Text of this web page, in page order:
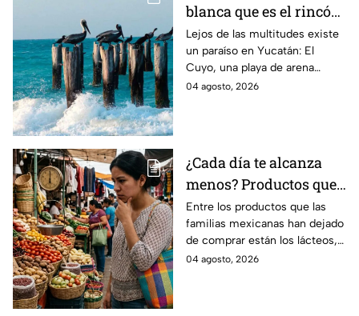
blanca que es el rincón
escondido en la Costa
Esmeralda de Yucatán
y es ideal para las
vacaciones de verano
Lejos de las multitudes existe
un paraíso en Yucatán: El
Cuyo, una playa de arena
blanca en la Costa Esmeralda
04 agosto, 2026
¿Cada día te alcanza
menos? Productos que
la gente deja de
comprar para cubrir la
canasta básica en
México, según Anpec
Entre los productos que las
familias mexicanas han dejado
de comprar están los lácteos,
comida enlatada, pan de caja,
04 agosto, 2026